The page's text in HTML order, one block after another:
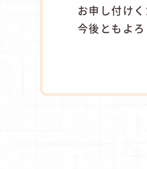
お申し付けく
今後ともよろ